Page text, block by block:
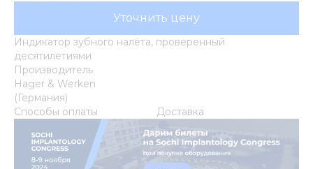
Уточнить цену
Индикатор зубного налёта, проверенный
десятилетиями
Производитель
Hager & Werken
(Германия)
Способы оплаты
Доставка